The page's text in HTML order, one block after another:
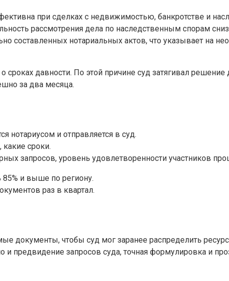
при сделках с недвижимостью, банкротстве и
рассмотрения дела по наследственным спорам
составленных нотариальных актов, что указывает на
давности. По этой причине суд затягивал решение
за два месяца.
нотариусом и отправляется в суд.
сроки.
запросов, уровень удовлетворенности участников
и выше по региону.
раз в квартал.
документы, чтобы суд мог заранее распределить
предвидение запросов суда, точная формулировка и